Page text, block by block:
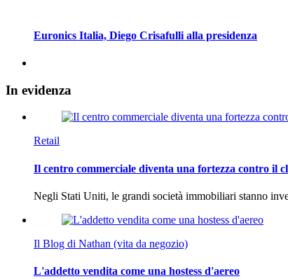
Euronics Italia, Diego Crisafulli alla presidenza
In evidenza
Retail
Il centro commerciale diventa una fortezza contro il
Negli Stati Uniti, le grandi società immobiliari stanno
Il Blog di Nathan (vita da negozio)
L'addetto vendita come una hostess d'aereo